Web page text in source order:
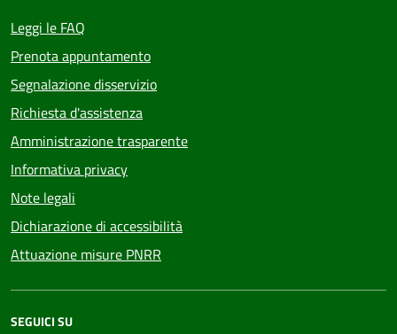
Leggi le FAQ
Prenota appuntamento
Segnalazione disservizio
Richiesta d'assistenza
Amministrazione trasparente
Informativa privacy
Note legali
Dichiarazione di accessibilità
Attuazione misure PNRR
SEGUICI SU